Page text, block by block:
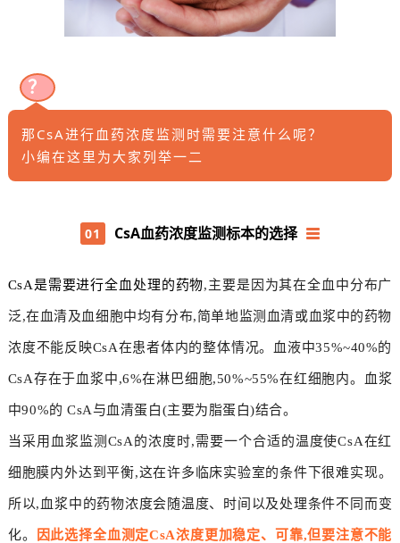
？
那CsA进行血药浓度监测时需要注意什么呢？
小编在这里为大家列举一二
01 CsA血药浓度监测标本的选择
CsA是需要进行全血处理的药物,主要是因为其在全血中分布广
泛,在血清及血细胞中均有分布,简单地监测血清或血浆中的药物
浓度不能反映CsA在患者体内的整体情况。血液中35%~40%的
CsA存在于血浆中,6%在淋巴细胞,50%~55%在红细胞内。血浆
中90%的 CsA与血清蛋白(主要为脂蛋白)结合。
当采用血浆监测CsA的浓度时,需要一个合适的温度使CsA在红
细胞膜内外达到平衡,这在许多临床实验室的条件下很难实现。
所以,血浆中的药物浓度会随温度、时间以及处理条件不同而变
化。 因此选择全血测定CsA浓度更加稳定、可靠,但要注意不能